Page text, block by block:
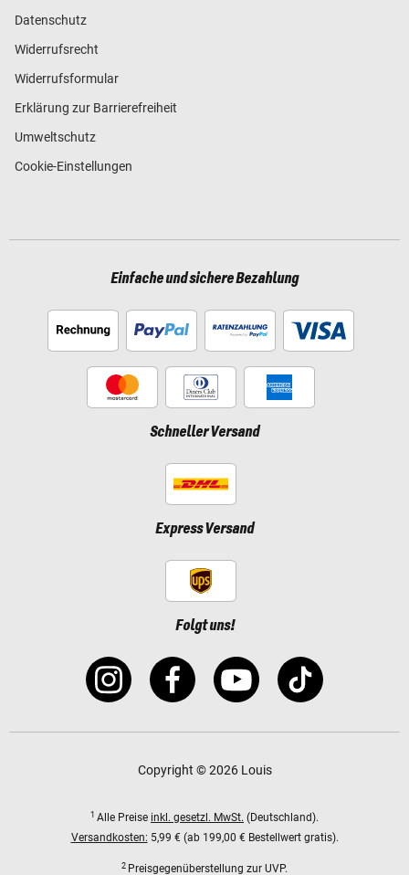
Datenschutz
Widerrufsrecht
Widerrufsformular
Erklärung zur Barrierefreiheit
Umweltschutz
Cookie-Einstellungen
Einfache und sichere Bezahlung
Schneller Versand
Express Versand
Folgt uns!
Copyright © 2026 Louis
1 Alle Preise inkl. gesetzl. MwSt. (Deutschland).
Versandkosten: 5,99 € (ab 199,00 € Bestellwert gratis).
2 Preisgegenüberstellung zur UVP.